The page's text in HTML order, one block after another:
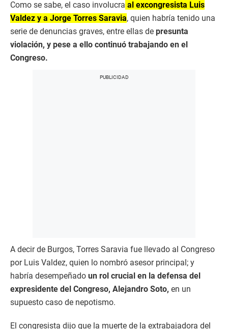
Como se sabe, el caso involucra al excongresista Luis
Valdez y a Jorge Torres Saravia, quien habría tenido una
serie de denuncias graves, entre ellas de presunta
violación, y pese a ello continuó trabajando en el
Congreso.
A decir de Burgos, Torres Saravia fue llevado al Congreso
por Luis Valdez, quien lo nombró asesor principal; y
habría desempeñado un rol crucial en la defensa del
expresidente del Congreso, Alejandro Soto, en un
supuesto caso de nepotismo.
El congresista dijo que la muerte de la extrabajadora del